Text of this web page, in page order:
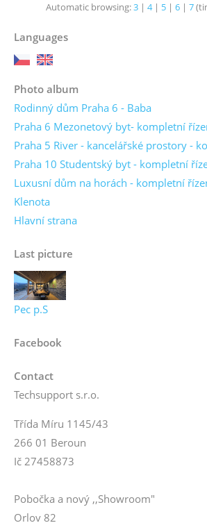
Automatic browsing:3| 4| 5| 6| 7
Languages
Photo album
Rodinný dům Praha 6 - Baba
Praha 6 Mezonetový byt- kompletní
Praha 5 River - kancelářské prostory -
Praha 10 Studentský byt - kompletní
Luxusní dům na horách - kompletní
Klenota
Hlavní strana
Last picture
Pec p.S
Facebook
Contact
Techsupport s.r.o.
Třída Míru 1145/43
266 01 Beroun
Ič 27458873
Pobočka a nový ,,Showroom"
Orlov 82